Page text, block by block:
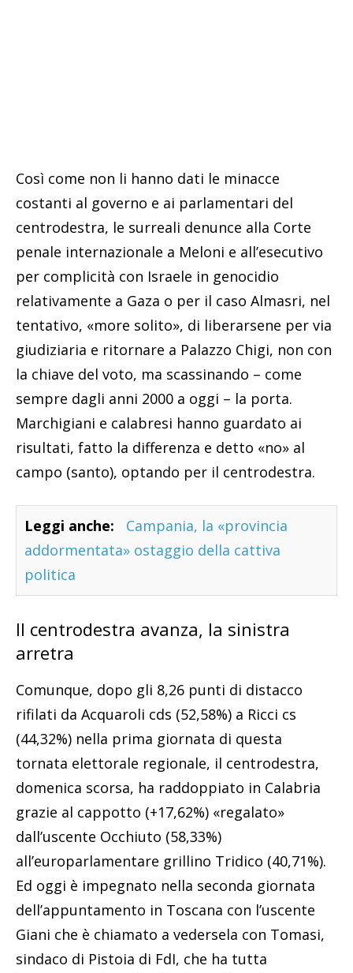
Così come non li hanno dati le minacce
costanti al governo e ai parlamentari del
centrodestra, le surreali denunce alla Corte
penale internazionale a Meloni e all’esecutivo
per complicità con Israele in genocidio
relativamente a Gaza o per il caso Almasri, nel
tentativo, «more solito», di liberarsene per via
giudiziaria e ritornare a Palazzo Chigi, non con
la chiave del voto, ma scassinando – come
sempre dagli anni 2000 a oggi – la porta.
Marchigiani e calabresi hanno guardato ai
risultati, fatto la differenza e detto «no» al
campo (santo), optando per il centrodestra.
Leggi anche:
Campania, la «provincia
addormentata» ostaggio della cattiva
politica
Il centrodestra avanza, la sinistra
arretra
Comunque, dopo gli 8,26 punti di distacco
rifilati da Acquaroli cds (52,58%) a Ricci cs
(44,32%) nella prima giornata di questa
tornata elettorale regionale, il centrodestra,
domenica scorsa, ha raddoppiato in Calabria
grazie al cappotto (+17,62%) «regalato»
dall’uscente Occhiuto (58,33%)
all’europarlamentare grillino Tridico (40,71%).
Ed oggi è impegnato nella seconda giornata
dell’appuntamento in Toscana con l’uscente
Giani che è chiamato a vedersela con Tomasi,
sindaco di Pistoia di FdI, che ha tutta